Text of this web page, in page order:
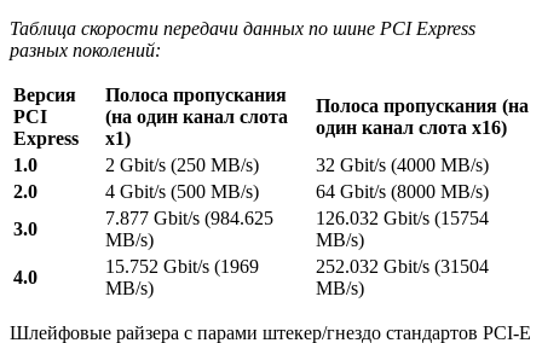
Таблица скорости передачи данных по шине PCI Express
разных поколений:
Версия
PCI
Express
Полоса пропускания
(на один канал слота
x1)
Полоса пропускания (на
один канал слота x16)
1.0
2 Gbit/s (250 MB/s)
32 Gbit/s (4000 MB/s)
2.0
4 Gbit/s (500 MB/s)
64 Gbit/s (8000 MB/s)
3.0
7.877 Gbit/s (984.625
MB/s)
126.032 Gbit/s (15754
MB/s)
4.0
15.752 Gbit/s (1969
MB/s)
252.032 Gbit/s (31504
MB/s)
Шлейфовые райзера с парами штекер/гнездо стандартов PCI-E